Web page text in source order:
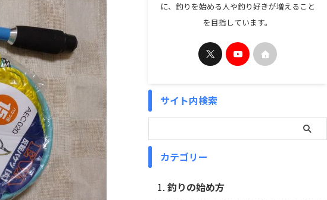
に、釣りを始める人や釣り好きが増えること
を目指しています。
サイト内検索
カテゴリー
釣りの始め方